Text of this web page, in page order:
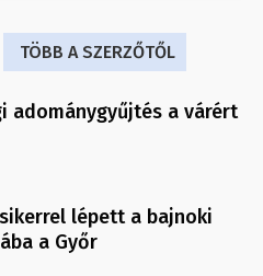
TÖBB A SZERZŐTŐL
adománygyűjtés a várért
lépett a bajnoki
a Győr